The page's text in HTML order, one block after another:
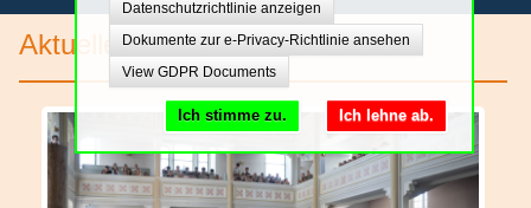
Unsere Schule
Bildungsangebote
Schulgemeinschaft
Schulorganisation
Aktuelles
Datenschutzrichtlinie anzeigen
Dokumente zur e-Privacy-Richtlinie ansehen
View GDPR Documents
Ich lehne ab.
Ich stimme zu.